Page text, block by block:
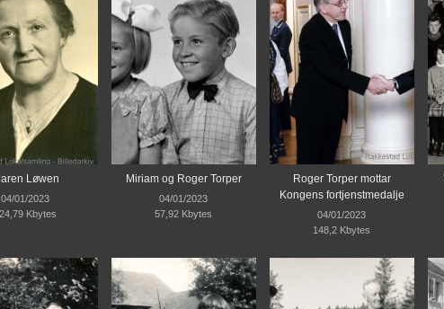
Løwen
04/01/2023
Kbytes
Miriam og Roger Torper
04/01/2023
57,92 Kbytes
Roger Torper mottar
Kongens fortjenstmedalje
04/01/2023
148,2 Kbytes